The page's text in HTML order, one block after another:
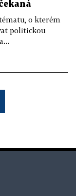
o kterém
politickou